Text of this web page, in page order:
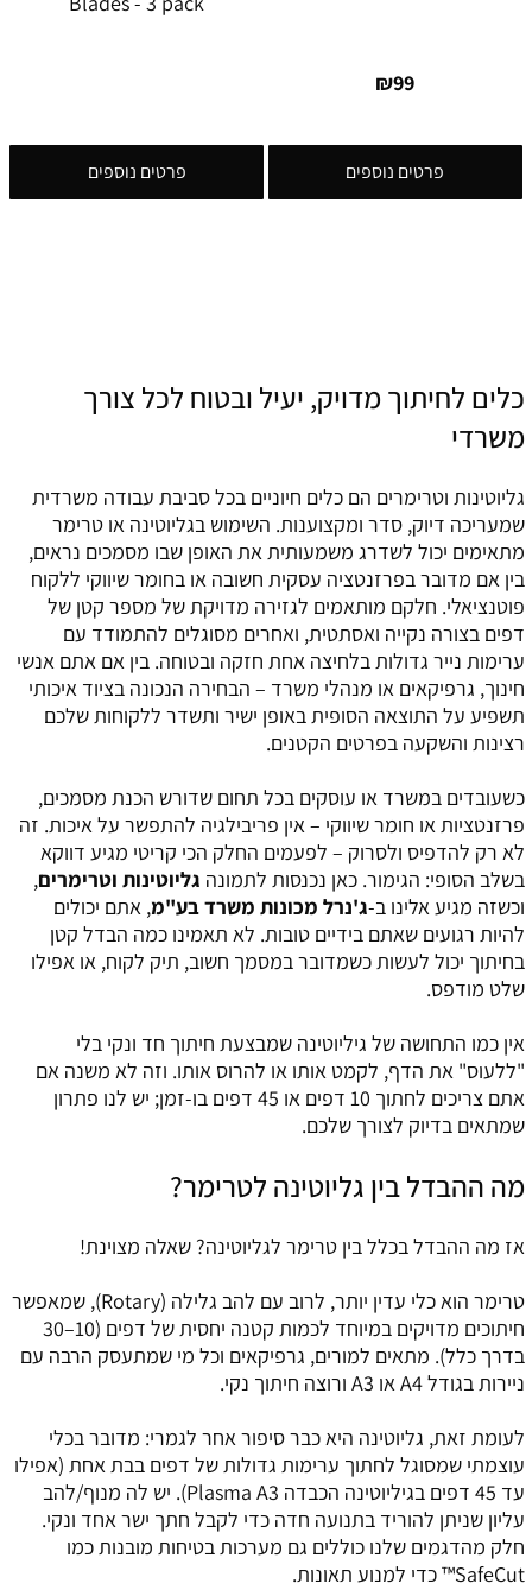
₪99
פרטים נוספים פרטים נוספים
כלים לחיתוך מדויק, יעיל ובטוח לכל צורך
משרדי
גליוטינות וטרימרים הם כלים חיוניים בכל סביבת עבודה משרדית
שמעריכה דיוק, סדר ומקצוענות. השימוש בגליוטינה או טרימר
מתאימים יכול לשדרג משמעותית את האופן שבו מסמכים נראים,
בין אם מדובר בפרזנטציה עסקית חשובה או בחומר שיווקי ללקוח
פוטנציאלי. חלקם מותאמים לגזירה מדויקת של מספר קטן של
דפים בצורה נקייה ואסתטית, ואחרים מסוגלים להתמודד עם
ערימות נייר גדולות בלחיצה אחת חזקה ובטוחה. בין אם אתם אנשי
חינוך, גרפיקאים או מנהלי משרד – הבחירה הנכונה בציוד איכותי
תשפיע על התוצאה הסופית באופן ישיר ותשדר ללקוחות שלכם
רצינות והשקעה בפרטים הקטנים.
כשעובדים במשרד או עוסקים בכל תחום שדורש הכנת מסמכים,
פרזנטציות או חומר שיווקי – אין פריבילגיה להתפשר על איכות. זה
לא רק להדפיס ולסרוק – לפעמים החלק הכי קריטי מגיע דווקא
בשלב הסופי: הגימור. כאן נכנסות לתמונה גליוטינות וטרימרים,
וכשזה מגיע אלינו ב-ג'נרל מכונות משרד בע"מ, אתם יכולים
להיות רגועים שאתם בידיים טובות. לא תאמינו כמה הבדל קטן
בחיתוך יכול לעשות כשמדובר במסמך חשוב, תיק לקוח, או אפילו
שלט מודפס.
אין כמו התחושה של גיליוטינה שמבצעת חיתוך חד ונקי בלי
"ללעוס" את הדף, לקמט אותו או להרוס אותו. וזה לא משנה אם
אתם צריכים לחתוך 10 דפים או 45 דפים בו-זמן; יש לנו פתרון
שמתאים בדיוק לצורך שלכם.
מה ההבדל בין גליוטינה לטרימר?
אז מה ההבדל בכלל בין טרימר לגליוטינה? שאלה מצוינת!
טרימר הוא כלי עדין יותר, לרוב עם להב גלילה (Rotary), שמאפשר
חיתוכים מדויקים במיוחד לכמות קטנה יחסית של דפים (10–30
בדרך כלל). מתאים למורים, גרפיקאים וכל מי שמתעסק הרבה עם
ניירות בגודל A4 או A3 ורוצה חיתוך נקי.
לעומת זאת, גליוטינה היא כבר סיפור אחר לגמרי: מדובר בכלי
עוצמתי שמסוגל לחתוך ערימות גדולות של דפים בבת אחת (אפילו
עד 45 דפים בגיליוטינה הכבדה Plasma A3). יש לה מנוף/להב
עליון שניתן להוריד בתנועה חדה כדי לקבל חתך ישר אחד ונקי.
חלק מהדגמים שלנו כוללים גם מערכות בטיחות מובנות כמו
SafeCut™ כדי למנוע תאונות.